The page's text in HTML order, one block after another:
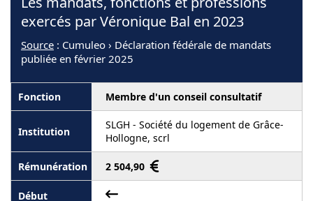
exercés par Véronique Bal en 2023
Source : Cumuleo › Déclaration fédérale de mandats
publiée en février 2025
Membre d'un conseil consultatif
SLGH - Société du logement de Grâce-
Hollogne, scrl
2 504,90